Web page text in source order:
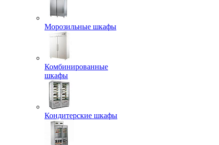
Морозильные шкафы
Комбинированные
шкафы
Кондитерские шкафы